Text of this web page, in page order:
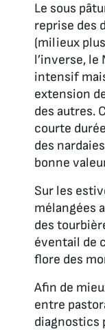
Le sous
reprise des
(milieux
l’inverse, le
intensif
extension
des autres.
courte
des
bonne
Sur les
mélangées
des
éventail de
flore des
Afin de
entre
diagnostics